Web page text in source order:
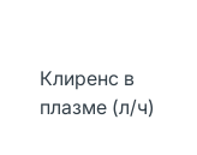
Клиренс в
плазме (л/ч)